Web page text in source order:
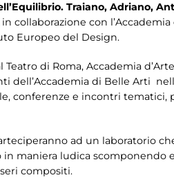
Traiano, Adriano,
in collaborazione con
Europeo del Design.
di Roma, Accademia
dell’Accademia di Belle Arti
conferenze e incontri tematici,
ad un laboratorio
maniera ludica
compositi.